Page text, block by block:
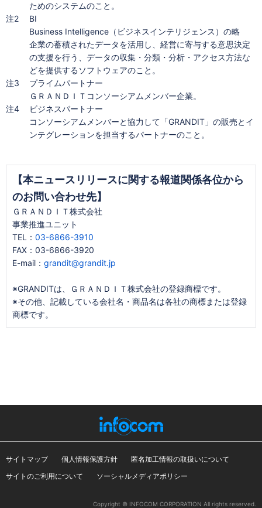
ためのシステムのこと。
注2
BI
Business Intelligence（ビジネスインテリジェンス）の略
企業の蓄積されたデータを活用し、経営に寄与する意思決定
の支援を行う、データの収集・分類・分析・アクセス方法な
どを提供するソフトウェアのこと。
注3
プライムパートナー
ＧＲＡＮＤＩＴコンソーシアムメンバー企業。
注4
ビジネスパートナー
コンソーシアムメンバーと協力して「GRANDIT」の販売とイ
ンテグレーションを担当するパートナーのこと。
【本ニュースリリースに関する報道関係各位から
のお問い合わせ先】
ＧＲＡＮＤＩＴ株式会社
事業推進ユニット
TEL： 03-6866-3910
FAX：03-6866-3920
E-mail： grandit@grandit.jp
※GRANDITは、ＧＲＡＮＤＩＴ株式会社の登録商標です。
※その他、記載している会社名・商品名は各社の商標または登録
商標です。
サイトマップ 個人情報保護方針
匿名加工情報の取扱いについて
サイトのご利用について
ソーシャルメディアポリシー
Copyright © INFOCOM CORPORATION All rights reserved.